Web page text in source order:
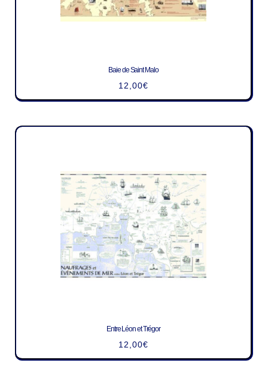
Baie de Saint Malo
12,00€
Entre Léon et Trégor
12,00€